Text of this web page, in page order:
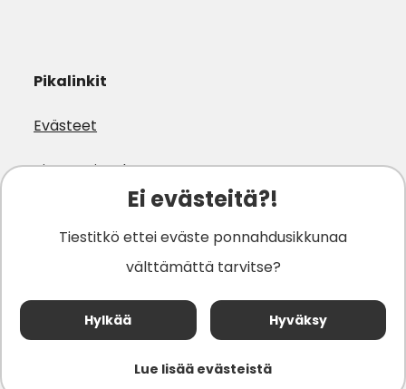
Pikalinkit
Evästeet
Tietosuojaseloste
Powered by Creamarketing WebAdmin 7
Ei evästeitä?!
Tiestitkö ettei eväste ponnahdusikkunaa
välttämättä tarvitse?
Hylkää Hyväksy
Lue lisää evästeistä